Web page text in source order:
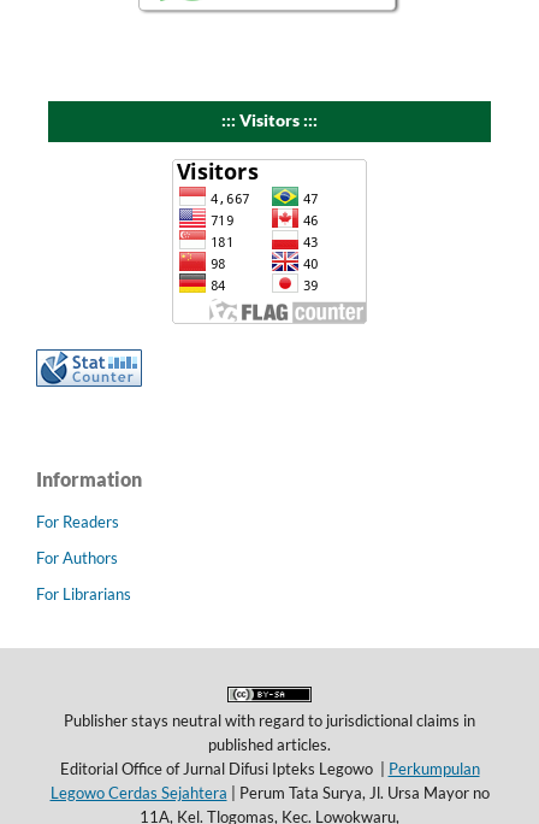
::: Visitors :::
Information
For Readers
For Authors
For Librarians
Publisher stays neutral with regard to jurisdictional claims in
published articles.
Editorial Office of Jurnal Difusi Ipteks Legowo | Perkumpulan
Legowo Cerdas Sejahtera
Perum Tata Surya, Jl. Ursa Mayor no
11A, Kel. Tlogomas, Kec. Lowokwaru,